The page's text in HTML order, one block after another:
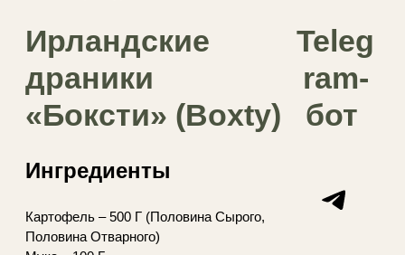
Ирландские
драники
«Боксти» (Boxty)
Ингредиенты
Картофель – 500 Г (Половина Сырого,
Половина Отварного)
Teleg
ram-
бот
Telegram